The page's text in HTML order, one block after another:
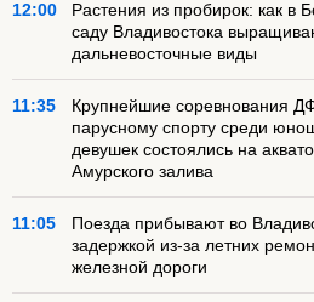
12:00
Растения из пробирок: как в
саду Владивостока
дальневосточные виды
11:35
Крупнейшие соревнования
парусному спорту среди
девушек состоялись на
Амурского залива
11:05
Поезда прибывают во
задержкой из-за летних
железной дороги